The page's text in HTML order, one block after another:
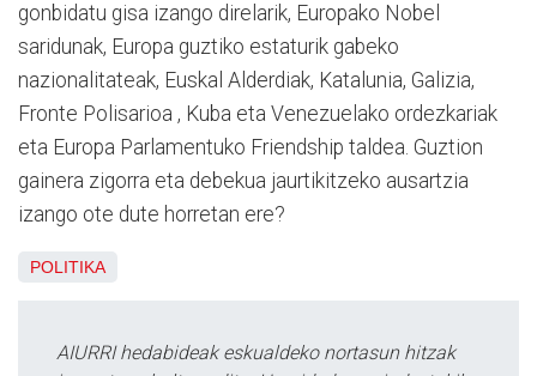
gonbidatu gisa izango direlarik, Europako Nobel
saridunak, Europa guztiko estaturik gabeko
nazionalitateak, Euskal Alderdiak, Katalunia, Galizia,
Fronte Polisarioa , Kuba eta Venezuelako ordezkariak
eta Europa Parlamentuko Friendship taldea. Guztion
gainera zigorra eta debekua jaurtikitzeko ausartzia
izango ote dute horretan ere?
POLITIKA
AIURRI hedabideak eskualdeko nortasun hitzak